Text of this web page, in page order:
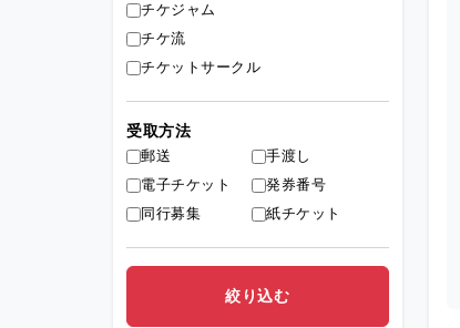
チケジャム
チケ流
チケットサークル
受取方法
郵送
手渡し
電子チケット
発券番号
同行募集
紙チケット